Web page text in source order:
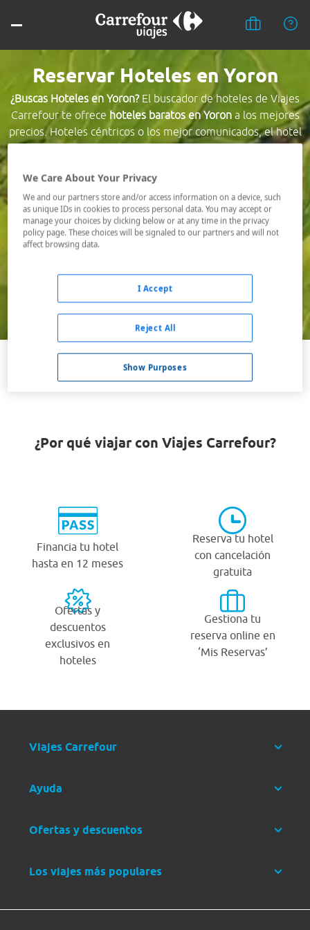
Reservar Hoteles en Yoron
¿Buscas Hoteles en Yoron?El buscador de hoteles de Viajes
Carrefour te ofrece hoteles baratos en Yoron a los mejores
precios. Hoteles céntricos o los mejor comunicados, el hotel
que busques nosotros te lo encontramos al mejor precio.
Destino *
Fechas *
06/08/2026 - 07/08/2026
Buscar
VER TODOS LOS HOTELES BARATOS EN YORON
¿Por qué viajar con Viajes Carrefour?
Financia tu hotel
hasta en 12 meses
Reserva tu hotel
con cancelación
gratuita
Ofertas y
descuentos
exclusivos en
hoteles
Gestiona tu
reserva online en
‘Mis Reservas’
Viajes Carrefour
Ayuda
Ofertas y descuentos
Los viajes más populares
We Care About Your Privacy
We and our partners store and/or access information on a device, such
as unique IDs in cookies to process personal data. You may accept or
manage your choices by clicking below or at any time in the privacy
policy page. These choices will be signaled to our partners and will not
affect browsing data.
Show Purposes
Reject All
I Accept